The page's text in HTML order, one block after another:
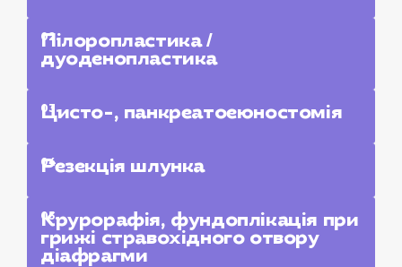
02.
Пілоропластика /
дуоденопластика
03.
Цисто-, панкреатоеюностомія
04.
Резекція шлунка
05.
Крурорафія, фундоплікація при
грижі стравохідного отвору
діафрагми